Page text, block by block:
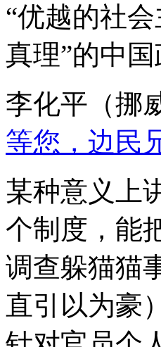
“优越的社
真理”的中
李化平（挪
等您，边民
某种意义上
个制度，能
调查躲猫猫
直引以为豪